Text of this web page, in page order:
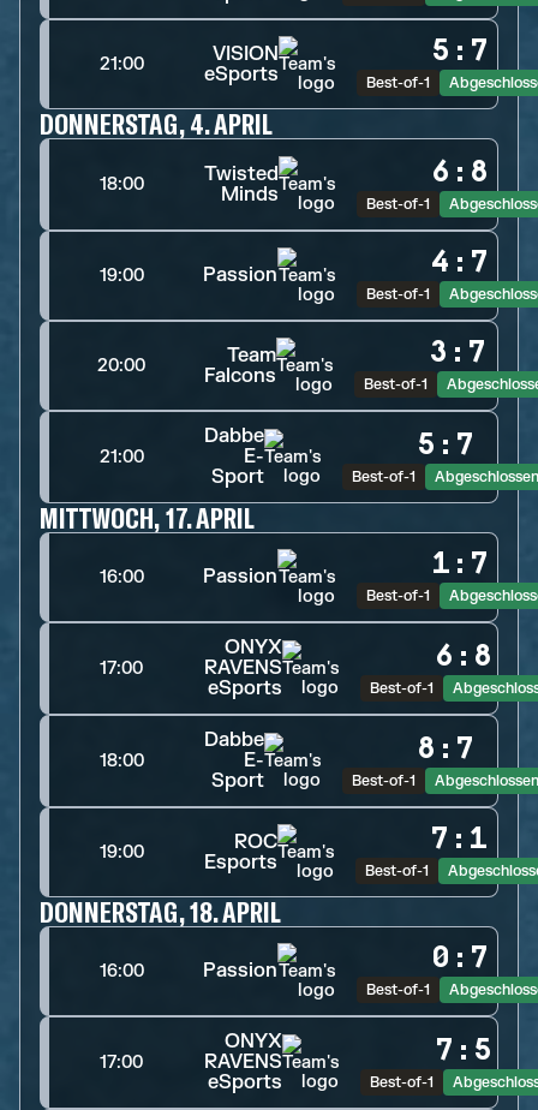
21:00
VISION
eSports
5 : 7
Best-of-1
DONNERSTAG, 4. APRIL
18:00
Twisted
Minds
6 : 8
Best-of-1
19:00 Passion 4 : 7
Best-of-1
20:00
Team
Falcons
3 : 7
Best-of-1
21:00
Dabbe
E-
Sport
5 : 7
Best-of-1 Abgeschlossen
MITTWOCH, 17. APRIL
16:00 Passion 1 : 7
Best-of-1
17:00
ONYX
RAVENS
eSports
6 : 8
Best-of-1
18:00
Dabbe
E-
Sport
8 : 7
Best-of-1 Abgeschlossen
19:00
ROC
Esports
7 : 1
Best-of-1
DONNERSTAG, 18. APRIL
16:00 Passion 0 : 7
Best-of-1
17:00
ONYX
RAVENS
eSports
7 : 5
Best-of-1